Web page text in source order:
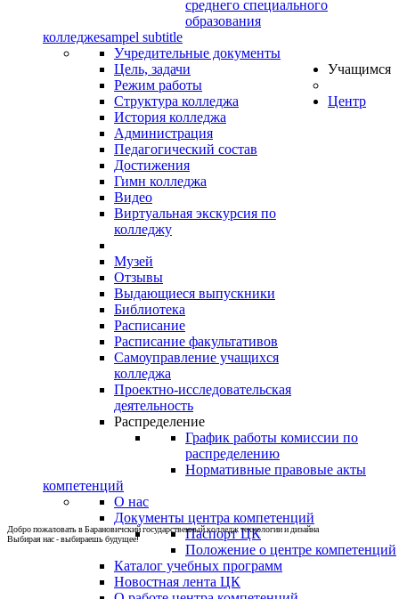
среднего специального
образования
колледжеsampel subtitle
Учредительные документы
Цель, задачи
Режим работы
Структура колледжа
История колледжа
Администрация
Педагогический состав
Достижения
Гимн колледжа
Видео
Виртуальная экскурсия по
колледжу
Музей
Отзывы
Выдающиеся выпускники
Учащимся
Библиотека
Расписание
Расписание факультативов
Самоуправление учащихся
колледжа
Проектно-исследовательская
деятельность
Распределение
График работы комиссии по
распределению
Нормативные правовые акты
Центр
компетенций
О нас
Документы центра компетенций
Паспорт ЦК
Положение о центре компетенций
Каталог учебных программ
Новостная лента ЦК
Добро пожаловать в Барановичский государственный колледж технологии и дизайна
Выбирая нас - выбираешь будущее!